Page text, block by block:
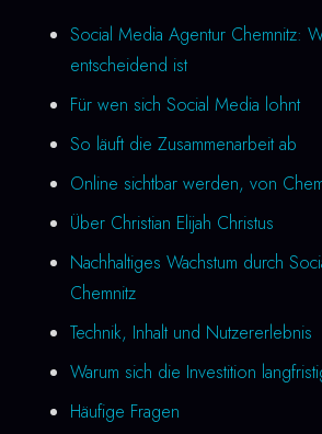
Social Media Agentur Chemnitz:
entscheidend ist
Für wen sich Social Media lohnt
So läuft die Zusammenarbeit ab
Online sichtbar werden, von
Über Christian Elijah Christus
Nachhaltiges Wachstum durch
Chemnitz
Technik, Inhalt und Nutzererlebnis
Warum sich die Investition
Häufige Fragen